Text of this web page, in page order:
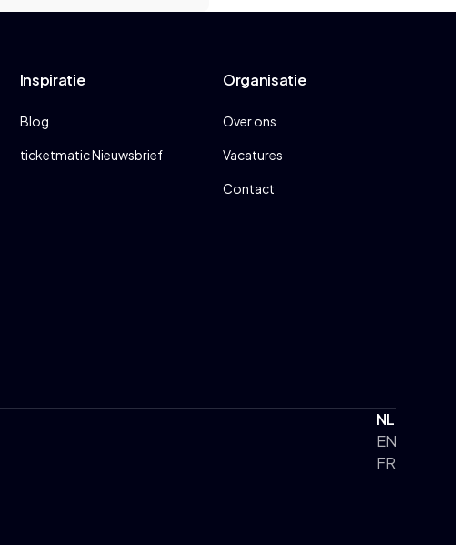
Inspiratie
Blog
ticketmatic Nieuwsbrief
Organisatie
Over ons
Vacatures
Contact
NL
EN
FR